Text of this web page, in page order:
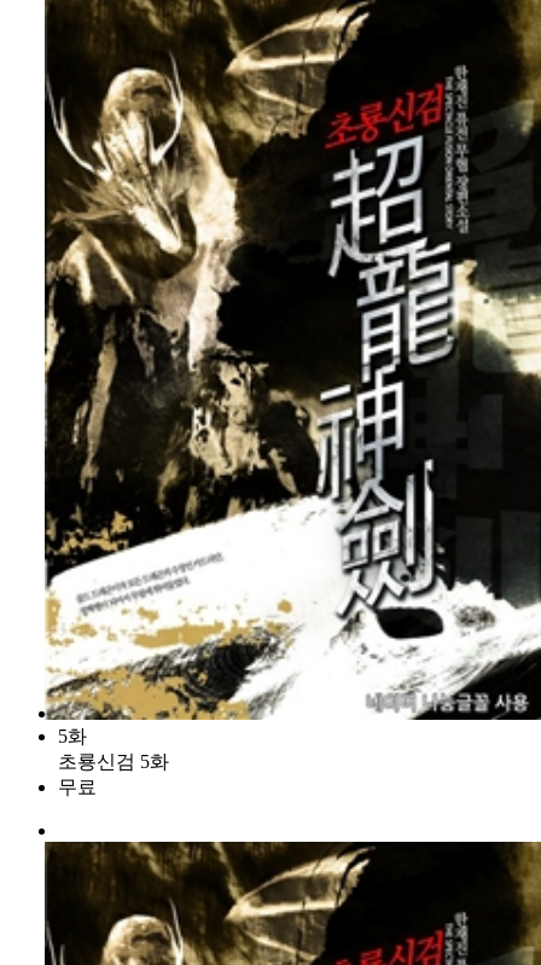
5화
초룡신검 5화
무료